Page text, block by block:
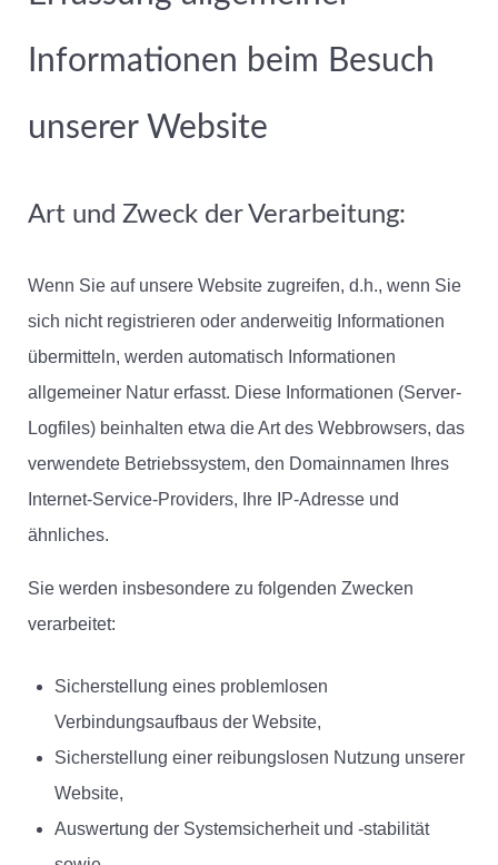
Informationen beim Besuch
unserer Website
Art und Zweck der Verarbeitung:
Wenn Sie auf unsere Website zugreifen, d.h., wenn Sie
sich nicht registrieren oder anderweitig Informationen
übermitteln, werden automatisch Informationen
allgemeiner Natur erfasst. Diese Informationen (Server-
Logfiles) beinhalten etwa die Art des Webbrowsers, das
verwendete Betriebssystem, den Domainnamen Ihres
Internet-Service-Providers, Ihre IP-Adresse und
ähnliches.
Sie werden insbesondere zu folgenden Zwecken
verarbeitet:
Sicherstellung eines problemlosen
Verbindungsaufbaus der Website,
Sicherstellung einer reibungslosen Nutzung unserer
Website,
Auswertung der Systemsicherheit und -stabilität